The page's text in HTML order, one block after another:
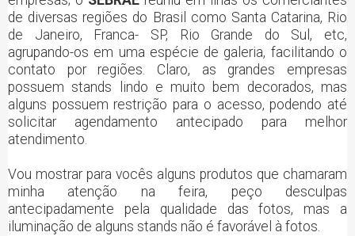
de diversas regiões do Brasil como Santa Catarina, Rio
de Janeiro, Franca- SP, Rio Grande do Sul, etc,
agrupando-os em uma espécie de galeria, facilitando o
contato por regiões. Claro, as grandes empresas
possuem stands lindo e muito bem decorados, mas
alguns possuem restrição para o acesso, podendo até
solicitar agendamento antecipado para melhor
atendimento.
Vou mostrar para vocês alguns produtos que chamaram
minha atenção na feira, peço desculpas
antecipadamente pela qualidade das fotos, mas a
iluminação de alguns stands não é favorável à fotos.